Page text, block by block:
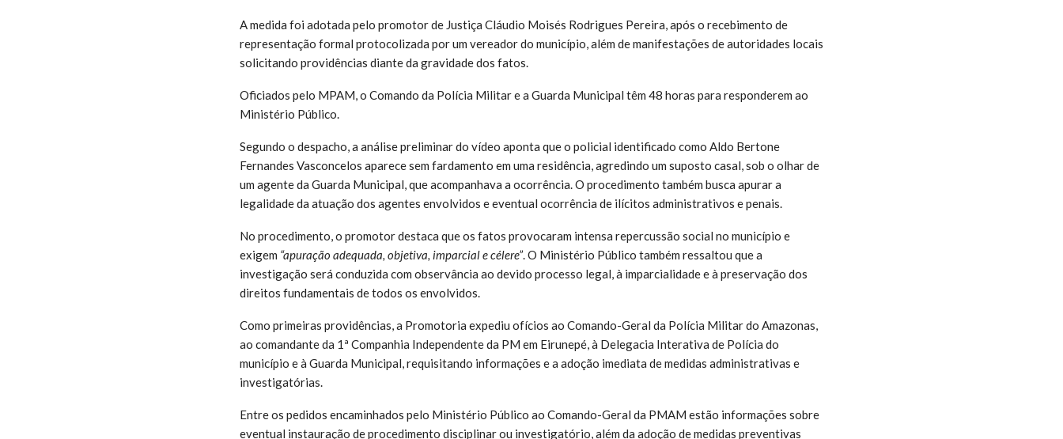
A medida foi adotada pelo promotor de Justiça Cláudio Moisés Rodrigues Pereira, após o recebimento de
representação formal protocolizada por um vereador do município, além de manifestações de autoridades locais
solicitando providências diante da gravidade dos fatos.
Oficiados pelo MPAM, o Comando da Polícia Militar e a Guarda Municipal têm 48 horas para responderem ao
Ministério Público.
Segundo o despacho, a análise preliminar do vídeo aponta que o policial identificado como Aldo Bertone
Fernandes Vasconcelos aparece sem fardamento em uma residência, agredindo um suposto casal, sob o olhar de
um agente da Guarda Municipal, que acompanhava a ocorrência. O procedimento também busca apurar a
legalidade da atuação dos agentes envolvidos e eventual ocorrência de ilícitos administrativos e penais.
No procedimento, o promotor destaca que os fatos provocaram intensa repercussão social no município e
exigem “apuração adequada, objetiva, imparcial e célere”. O Ministério Público também ressaltou que a
investigação será conduzida com observância ao devido processo legal, à imparcialidade e à preservação dos
direitos fundamentais de todos os envolvidos.
Como primeiras providências, a Promotoria expediu ofícios ao Comando-Geral da Polícia Militar do Amazonas,
ao comandante da 1ª Companhia Independente da PM em Eirunepé, à Delegacia Interativa de Polícia do
município e à Guarda Municipal, requisitando informações e a adoção imediata de medidas administrativas e
investigatórias.
Entre os pedidos encaminhados pelo Ministério Público ao Comando-Geral da PMAM estão informações sobre
eventual instauração de procedimento disciplinar ou investigatório, além da adoção de medidas preventivas